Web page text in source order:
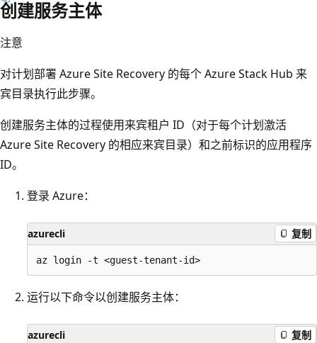
创建服务主体
注意
对计划部署 Azure Site Recovery 的每个 Azure Stack Hub 来
宾目录执行此步骤。
创建服务主体的过程使用来宾租户 ID（对于每个计划激活
Azure Site Recovery 的相应来宾目录）和之前标识的应用程序
ID。
登录 Azure：
azurecli 复制
运行以下命令以创建服务主体：
azurecli 复制